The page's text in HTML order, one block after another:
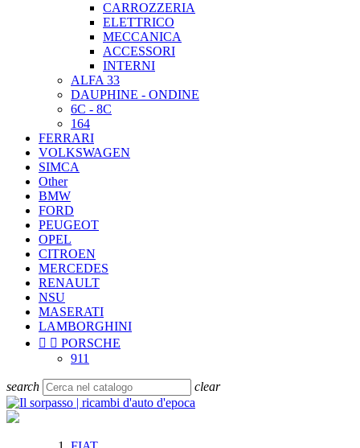
CARROZZERIA
ELETTRICO
MECCANICA
ACCESSORI
INTERNI
ALFA 33
DAUPHINE - ONDINE
6C - 8C
164
FERRARI
VOLKSWAGEN
SIMCA
Other
BMW
FORD
PEUGEOT
OPEL
CITROEN
MERCEDES
RENAULT
NSU
MASERATI
LAMBORGHINI
  PORSCHE
911
search clear